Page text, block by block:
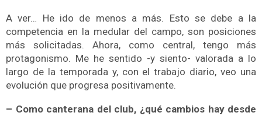
A ver… He ido de menos a más. Esto se debe a la
competencia en la medular del campo, son posiciones
más solicitadas. Ahora, como central, tengo más
protagonismo. Me he sentido -y siento- valorada a lo
largo de la temporada y, con el trabajo diario, veo una
evolución que progresa positivamente.
– Como canterana del club, ¿qué cambios hay desde